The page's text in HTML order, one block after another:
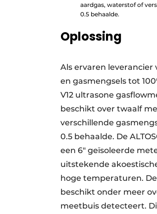
aardgas, waterstof of
0.5 behaalde.
Oplossing
Als ervaren
en gasmengsels tot
V12 ultrasone
beschikt over twaalf
verschillende
0.5 behaalde. De
een 6″ geïsoleerde
uitstekende
hoge temperaturen.
beschikt onder meer
meetbuis detecteert.